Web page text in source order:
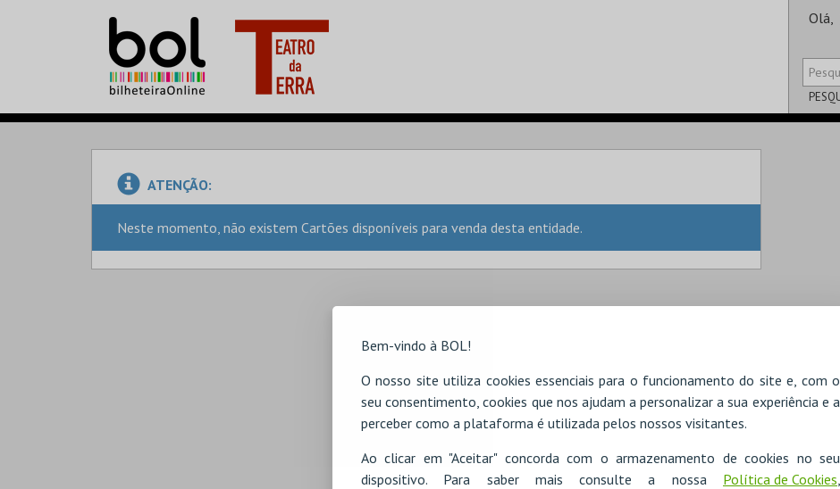
Bem-vindo à BOL!
O nosso site utiliza cookies essenciais para o funcionamento do site e, com o
seu consentimento, cookies que nos ajudam a personalizar a sua experiência e a
perceber como a plataforma é utilizada pelos nossos visitantes.
Ao clicar em "Aceitar" concorda com o armazenamento de cookies no seu
dispositivo. Para saber mais consulte a nossa Política de Cookies,
Olá,
ATENÇÃO:
Neste momento, não existem Cartões disponíveis para venda desta entidade.